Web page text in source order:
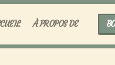
À PROPOS DE